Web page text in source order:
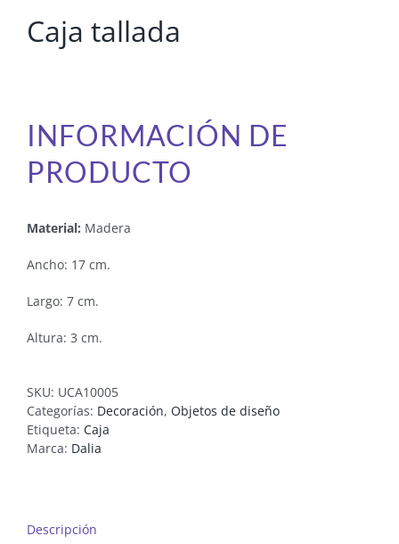
Caja tallada
INFORMACIÓN DE
PRODUCTO
Material: Madera
Ancho: 17 cm.
Largo: 7 cm.
Altura: 3 cm.
SKU: UCA10005
Categorías: Decoración, Objetos de diseño
Etiqueta: Caja
Marca: Dalia
Descripción